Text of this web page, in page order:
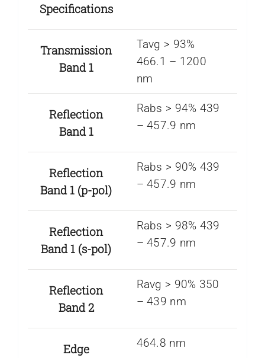
Specifications
Transmission
Band 1
Tavg > 93%
466.1 – 1200
nm
Reflection
Band 1
Rabs > 94% 439
– 457.9 nm
Reflection
Band 1 (p-pol)
Rabs > 90% 439
– 457.9 nm
Reflection
Band 1 (s-pol)
Rabs > 98% 439
– 457.9 nm
Reflection
Band 2
Ravg > 90% 350
– 439 nm
Edge
464.8 nm